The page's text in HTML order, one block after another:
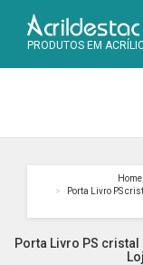
PRODUTOS EM
Home
Porta Livro PS
Porta Livro PS